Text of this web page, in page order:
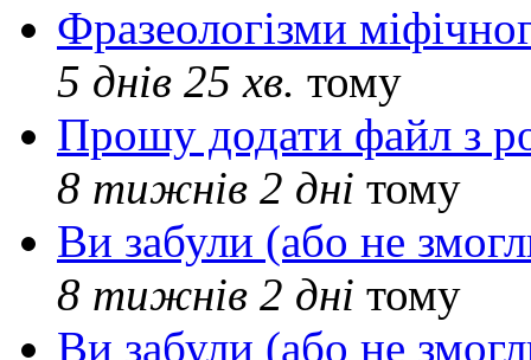
Фразеологізми
5 днів 25 хв. тому
Прошу додати файл з
8 тижнів 2 дні тому
Ви забули (або не
8 тижнів 2 дні тому
Ви забули (або не